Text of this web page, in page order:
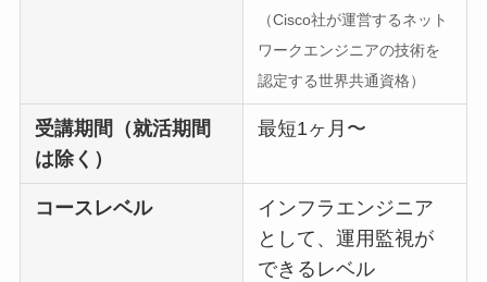
（Cisco社が運営するネット
ワークエンジニアの技術を
認定する世界共通資格）
受講期間（就活期間
は除く）
最短1ヶ月〜
コースレベル
インフラエンジニア
として、運用監視が
できるレベル